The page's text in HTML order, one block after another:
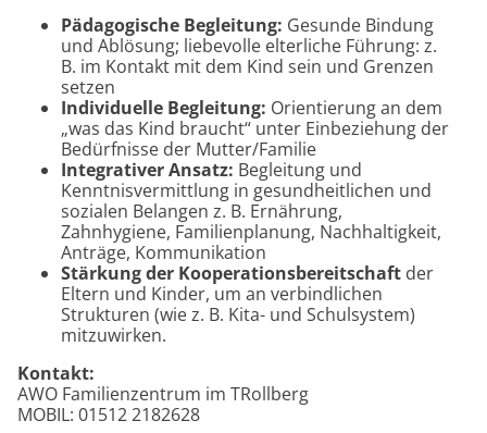
Pädagogische Begleitung: Gesunde Bindung
und Ablösung; liebevolle elterliche Führung: z.
B. im Kontakt mit dem Kind sein und Grenzen
setzen
Individuelle Begleitung: Orientierung an dem
„was das Kind braucht“ unter Einbeziehung der
Bedürfnisse der Mutter/Familie
Integrativer Ansatz: Begleitung und
Kenntnisvermittlung in gesundheitlichen und
sozialen Belangen z. B. Ernährung,
Zahnhygiene, Familienplanung, Nachhaltigkeit,
Anträge, Kommunikation
Stärkung der Kooperationsbereitschaft der
Eltern und Kinder, um an verbindlichen
Strukturen (wie z. B. Kita- und Schulsystem)
mitzuwirken.
Kontakt:
AWO Familienzentrum im TRollberg
MOBIL: 01512 2182628